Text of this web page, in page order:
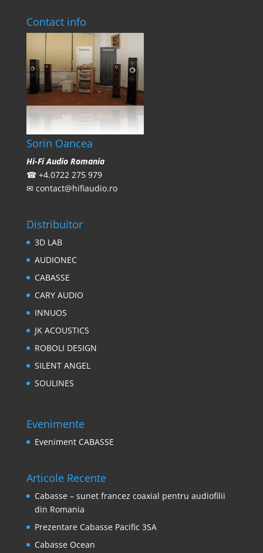
Contact info
Sorin Oancea
Hi-Fi Audio Romania
☎ +4.0722 275 979
✉ contact@hifiaudio.ro
Distribuitor
3D LAB
AUDIONEC
CABASSE
CARY AUDIO
INNUOS
JK ACOUSTICS
ROBOLI DESIGN
SILENT ANGEL
SOULINES
Evenimente
Eveniment CABASSE
Articole Recente
Cabasse – sunet francez coaxial pentru audiofilii
din Romania
Prezentare Cabasse Pacific 3SA
Cabasse Ocean